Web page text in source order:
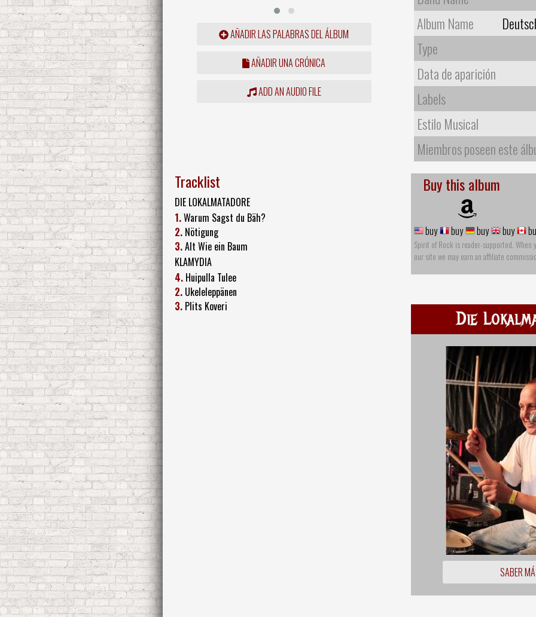
AÑADIR LAS PALABRAS DEL ÁLBUM
AÑADIR UNA CRÓNICA
ADD AN AUDIO FILE
Album Name
Type
Data de aparición
Labels
Estilo Musical
Miembros poseen este
Tracklist
DIE LOKALMATADORE
1.Warum Sagst du Bäh?
2. Nötigung
3.Alt Wie ein Baum
KLAMYDIA
4. Huipulla Tulee
2. Ukeleleppänen
3. Plits Koveri
Buy this album
buy buy buy buy
Spirit of Rock is reader-supported.
our site we may earn an affiliate
Die
SABER